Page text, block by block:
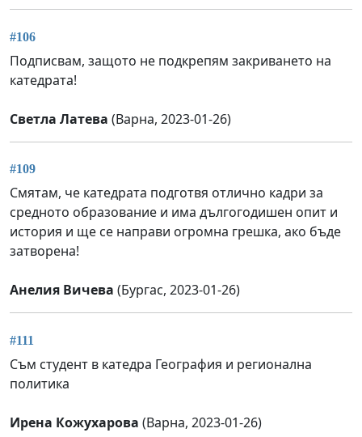
#106
Подписвам, защото не подкрепям закриването на
катедрата!
Светла Латева (Варна, 2023-01-26)
#109
Смятам, че катедрата подготвя отлично кадри за
средното образование и има дългогодишен опит и
история и ще се направи огромна грешка, ако бъде
затворена!
Анелия Вичева (Бургас, 2023-01-26)
#111
Съм студент в катедра География и регионална
политика
Ирена Кожухарова (Варна, 2023-01-26)